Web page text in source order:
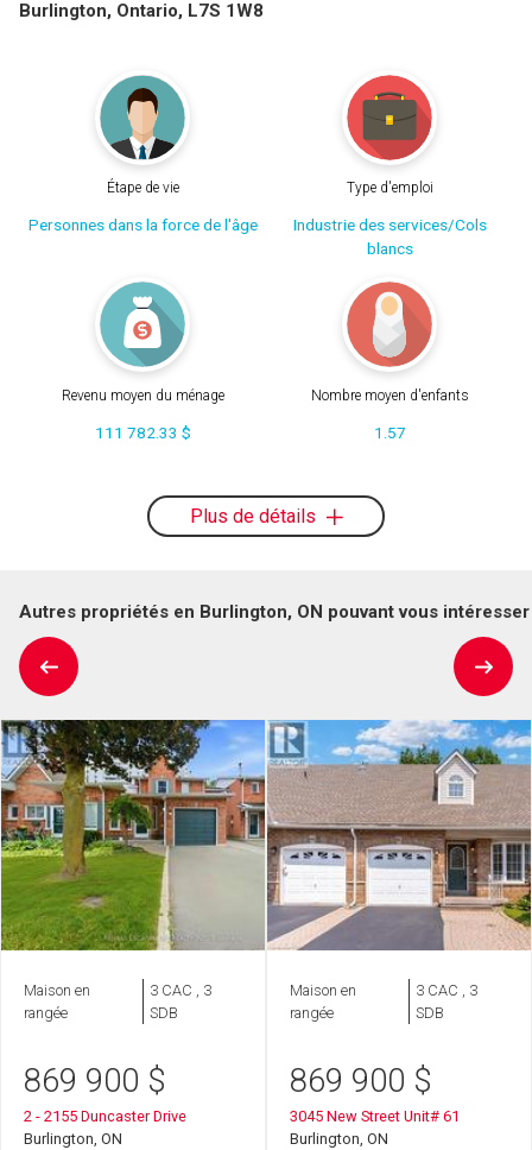
Burlington, Ontario, L7S 1W8
Étape de vie
Personnes dans la force de l'âge
Type d'emploi
Industrie des services/Cols
blancs
Revenu moyen du ménage
111 782.33 $
Nombre moyen d'enfants
1.57
Plus de détails
Autres propriétés en Burlington, ON pouvant vous intéresser
Maison en
rangée
3 CAC , 3
SDB
869 900 $
2 - 2155 Duncaster Drive
Burlington, ON
Maison en
rangée
3 CAC , 3
SDB
869 900 $
3045 New Street Unit# 61
Burlington, ON